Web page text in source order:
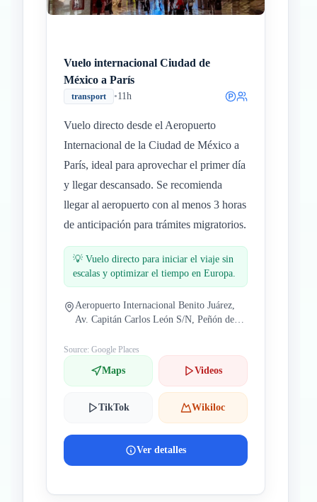
Vuelo internacional Ciudad de
México a París
transport •11h
Vuelo directo desde el Aeropuerto
Internacional de la Ciudad de México a
París, ideal para aprovechar el primer día
y llegar descansado. Se recomienda
llegar al aeropuerto con al menos 3 horas
de anticipación para trámites migratorios.
💡 Vuelo directo para iniciar el viaje sin
escalas y optimizar el tiempo en Europa.
Aeropuerto Internacional Benito Juárez,
Av. Capitán Carlos León S/N, Peñón de
Ciudad de México, CDMX, México
Source: Google Places
Maps Videos
TikTok Wikiloc
Ver detalles